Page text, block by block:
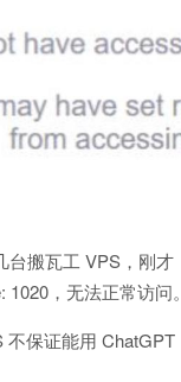
台搬瓦工 VPS，刚
，无法正常访问。
保证能用